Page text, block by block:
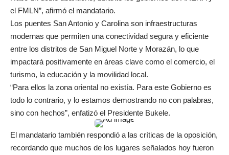
el FMLN”, afirmó el mandatario.
Los puentes San Antonio y Carolina son infraestructuras
modernas que permiten una conectividad segura y eficiente
entre los distritos de San Miguel Norte y Morazán, lo que
impactará positivamente en áreas clave como el comercio, el
turismo, la educación y la movilidad local.
“Para ellos la zona oriental no existía. Para este Gobierno es
todo lo contrario, y lo estamos demostrando no con palabras,
sino con hechos”, enfatizó el Presidente Bukele.
El mandatario también respondió a las críticas de la oposición,
recordando que muchos de los lugares señalados hoy fueron